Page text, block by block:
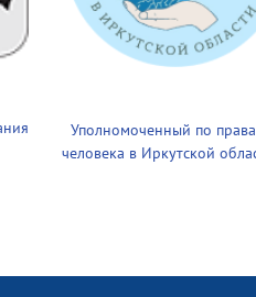
Уполномоченный по
человека в Иркутской